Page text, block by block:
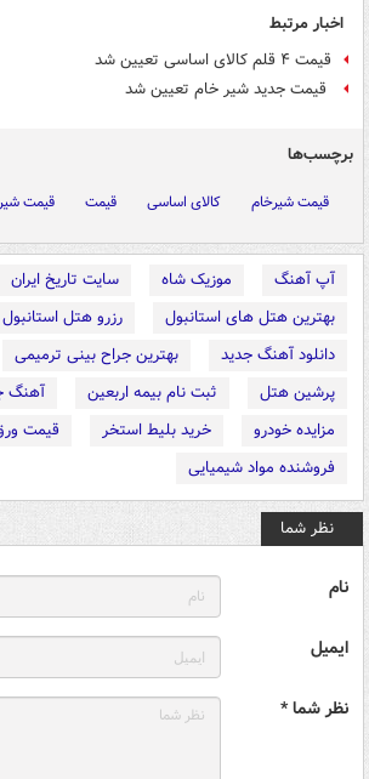
اخبار مرتبط
قیمت ۴ قلم کالای اساسی تعیین شد
قیمت جدید شیر خام تعیین شد
برچسب‌ها
قیمت شیرخام کالای اساسی قیمت قیمت
آپ آهنگ موزیک شاه
سایت تاریخ ایران
بهترین هتل های استانبول
رزرو هتل استانبول
دانلود آهنگ جدید
بهترین جراح بینی ترمیمی
پرشین هتل
ثبت نام بیمه اربعین
آهنگ
مزایده خودرو
خرید بلیط استخر
قیمت
فروشنده مواد شیمیایی
نظر شما
نام
ایمیل
نظر شما *